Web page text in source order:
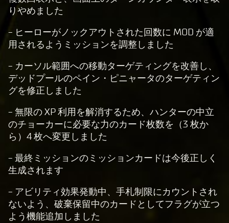
りやめました
- ヒーローがノックアウトされた回数に MOD が適
用されるようミッションを調整しました
- カーソル範囲への移動ターゲティングを改善し、
デッドプールのペイン・ピニャータのターゲティン
グを修正しました
- 無限の XP 利用を解消するため、ハンターの中立
のチョーカーに必要な力のカード枚数を（3 枚か
ら）4 枚へ変更しました
- 最終ミッションのミッションカードは今後正しく
生成されます
- アビリティ効果発動中、手札制限にカウントされ
ないよう、破棄保留中のカードとしてフラグが立つ
よう機能追加しました